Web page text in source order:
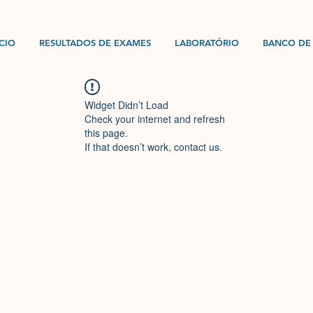
RESULTADOS DE EXAMES LABORATÓRIO BANCO DE
Widget Didn’t Load
Check your internet and refresh
this page.
If that doesn’t work, contact us.